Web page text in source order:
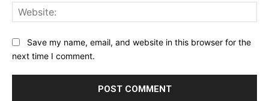
Save my name, email, and website in this browser for the
next time I comment.